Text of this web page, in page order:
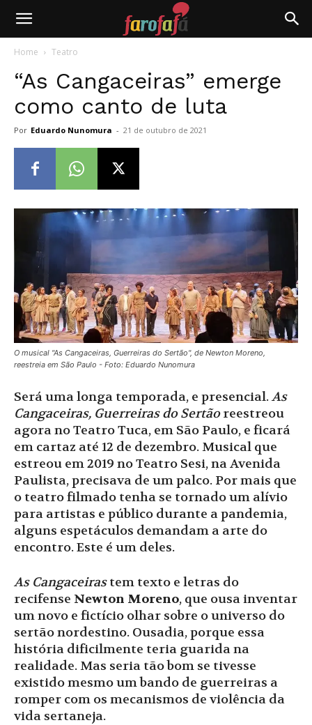
Farofafá
Home Teatro
“As Cangaceiras” emerge
como canto de luta
Por Eduardo Nunomura - 21 de outubro de 2021
O musical "As Cangaceiras, Guerreiras do Sertão", de Newton Moreno,
reestreia em São Paulo - Foto: Eduardo Nunomura
Será uma longa temporada, e presencial.As
Cangaceiras, Guerreiras do Sertãoreestreou
agora no Teatro Tuca, em São Paulo, e ficará
em cartaz até 12 de dezembro. Musical que
estreou em 2019 no Teatro Sesi, na Avenida
Paulista, precisava de um palco. Por mais que
o teatro filmado tenha se tornado um alívio
para artistas e público durante a pandemia,
alguns espetáculos demandam a arte do
encontro. Este é um deles.
As Cangaceirastem texto e letras do
recifense Newton Moreno, que ousa inventar
um novo e fictício olhar sobre o universo do
sertão nordestino. Ousadia, porque essa
história dificilmente teria guarida na
realidade. Mas seria tão bom se tivesse
existido mesmo um bando de guerreiras a
romper com os mecanismos de violência da
vida sertaneja.